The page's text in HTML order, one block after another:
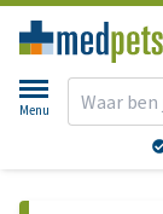
Menu